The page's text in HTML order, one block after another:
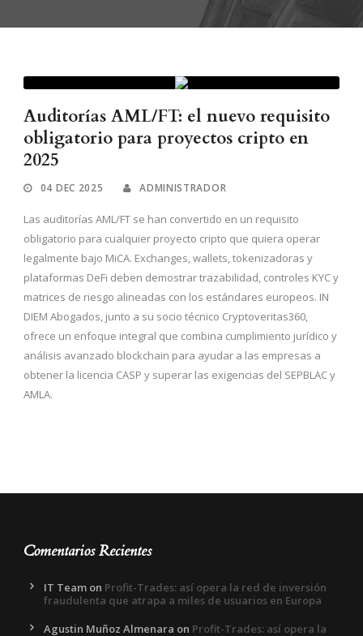
Auditorías AML/FT: el nuevo requisito
obligatorio para proyectos cripto en
2025
04 DEC 2025 ADMINISTRADOR
Las auditorías AML/FT se han convertido en un requisito
obligatorio para cualquier proyecto cripto que quiera operar
legalmente bajo MiCA. Exchanges, wallets, tokenizadoras y
plataformas DeFi deben demostrar trazabilidad, controles KYC y
matrices de riesgo alineadas con los estándares europeos. IN
DIEM Abogados, junto a su socio técnico Cryptoveritas360,
ofrece un enfoque integral que combina cumplimiento jurídico y
análisis avanzado blockchain para ayudar a las empresas a
obtener la licencia CASP y superar las exigencias del SEPBLAC y
AMLA.
Comentarios Recientes
IT Team on Profit-Trades: así opera la red de inversión
fraudulenta que atrapa a miles de usuarios en Europa
Agustin Muñoz Almenara on Profit-Trades: así opera la